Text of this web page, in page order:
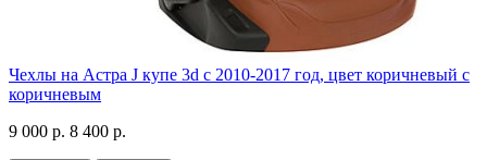
Чехлы на Астра J купе 3d с 2010-2017 год, цвет коричневый с
коричневым
9 000 р. 8 400 р.